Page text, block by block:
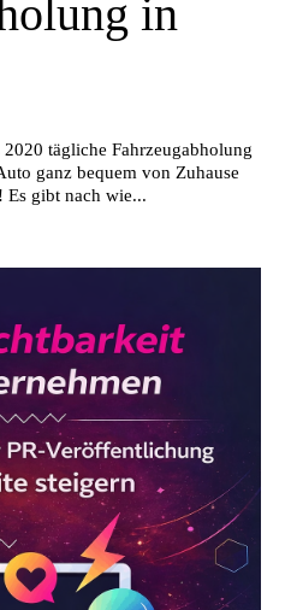
in
tägliche Fahrzeugabholung
ganz bequem von Zuhause
Es gibt nach wie...